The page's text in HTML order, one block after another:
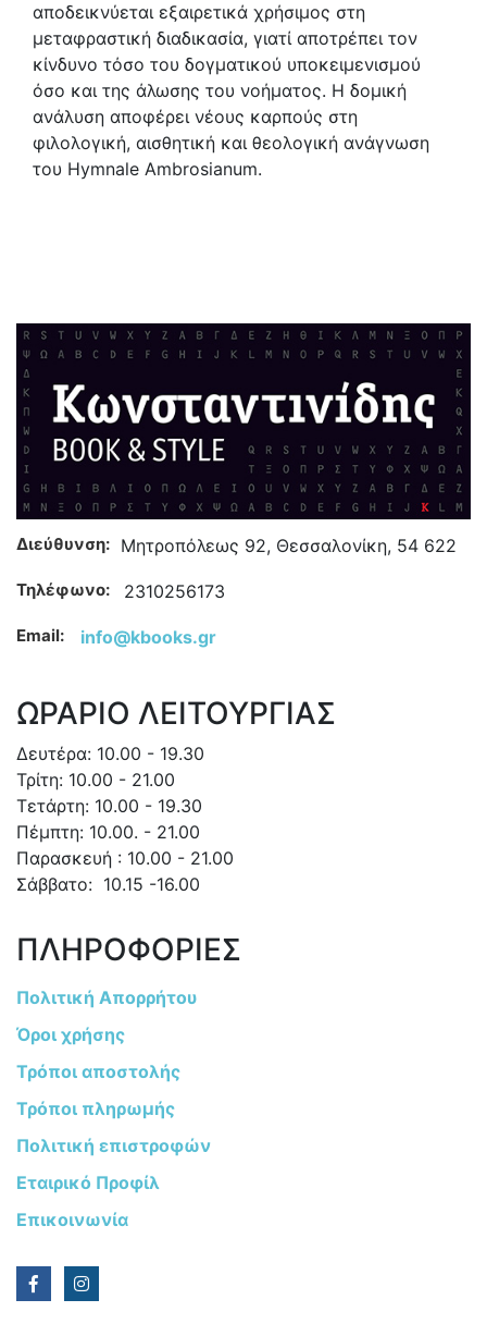
αποδεικνύεται εξαιρετικά χρήσιμος στη
μεταφραστική διαδικασία, γιατί αποτρέπει τον
κίνδυνο τόσο του δογματικού υποκειμενισμού
όσο και της άλωσης του νοήματος. Η δομική
ανάλυση αποφέρει νέους καρπούς στη
φιλολογική, αισθητική και θεολογική ανάγνωση
του Hymnale Ambrosianum.
Διεύθυνση: Μητροπόλεως 92, Θεσσαλονίκη, 54 622
Τηλέφωνο: 2310256173
Email: info@kbooks.gr
ΩΡΑΡΙΟ ΛΕΙΤΟΥΡΓΙΑΣ
Δευτέρα: 10.00 - 19.30
Τρίτη: 10.00 - 21.00
Τετάρτη: 10.00 - 19.30
Πέμπτη: 10.00. - 21.00
Παρασκευή : 10.00 - 21.00
Σάββατο: 10.15 -16.00
ΠΛΗΡΟΦΟΡΙΕΣ
Πολιτική Απορρήτου
Όροι χρήσης
Τρόποι αποστολής
Τρόποι πληρωμής
Πολιτική επιστροφών
Εταιρικό Προφίλ
Επικοινωνία